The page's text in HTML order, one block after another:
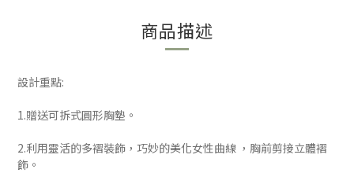
商品描述
設計重點:
1.贈送可拆式圓形胸墊。
2.利用靈活的多褶裝飾，巧妙的美化女性曲線 ，胸前剪接立體褶
飾。